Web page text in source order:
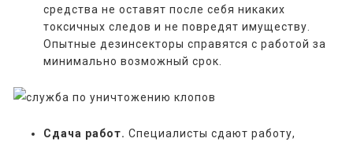
средства не оставят после себя никаких
токсичных следов и не повредят имуществу.
Опытные дезинсекторы справятся с работой за
минимально возможный срок.
Сдача работ. Специалисты сдают работу,